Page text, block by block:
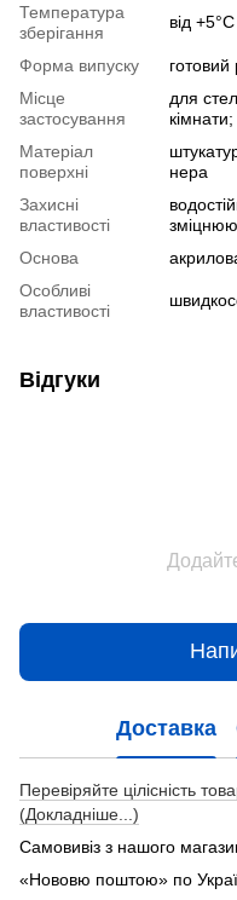
Температура
зберігання
від
Форма випуску
готовий
Місце
застосування
для
Матеріал
поверхні
нера
Захисні
властивості
Основа
Особливі
властивості
Відгуки
Доставка
Перевіряйте цілісність
(Докладніше...)
Самовивіз з нашого
«Нововю поштою» по